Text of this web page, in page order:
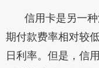
信用卡是另一
期付款费率相对较
日利率。但是，信